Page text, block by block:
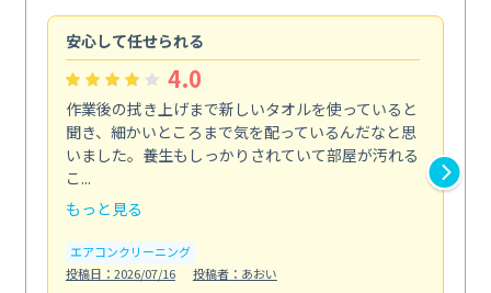
安心して任せられる
4.0
作業後の拭き上げまで新しいタオルを使っていると
聞き、細かいところまで気を配っているんだなと思
いました。養生もしっかりされていて部屋が汚れる
こ...
もっと見る
エアコンクリーニング
投稿日：2026/07/16
投稿者：あおい